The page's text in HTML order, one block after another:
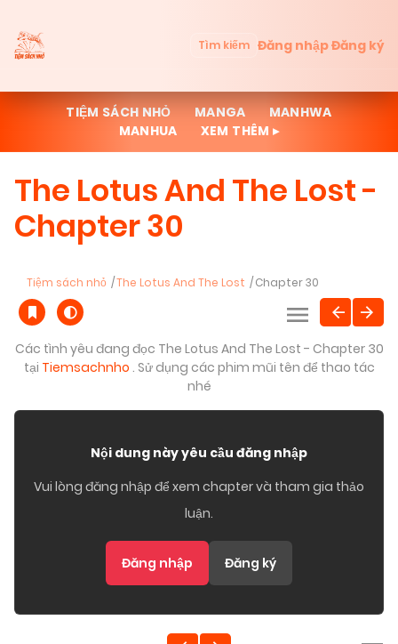
Tìm kiếm Đăng nhậpĐăng ký
TIỆM SÁCH NHỎ MANGA
MANHWA
MANHUA
XEM THÊM ▸
The Lotus And The Lost -
Chapter 30
Tiệm sách nhỏ The Lotus And The Lost Chapter 30
Các tình yêu đang đọc The Lotus And The Lost - Chapter 30
tại Tiemsachnho . Sử dụng các phim mũi tên để thao tác
nhé
Nội dung này yêu cầu đăng nhập
Vui lòng đăng nhập để xem chapter và tham gia thảo
luận.
Đăng nhập Đăng ký